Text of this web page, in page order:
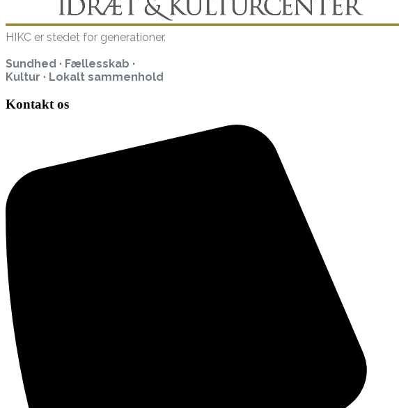
HIKC er stedet for generationer.
Sundhed · Fællesskab ·
Kultur · Lokalt sammenhold
Kontakt os